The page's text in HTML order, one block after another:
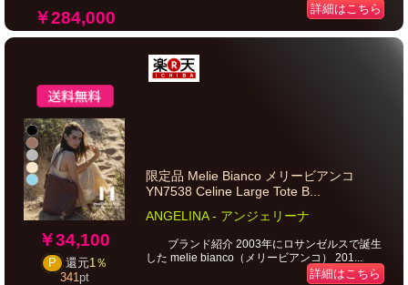
￥284,000 詳細はこちら
￥34,100
P 還元1％
341pt
限定品 Melie Bianco メリービアンコ
YN7538 Celine Large Tote B...
ANGELINA - アンジェリーナ
ブランド紹介 2003年にロサンゼルスで誕生
した melie bianco（メリービアンコ） 201...
詳細はこちら